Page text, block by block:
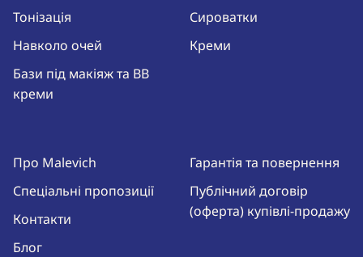
Тонізація
Навколо очей
Бази під макіяж та BB
креми
Сироватки
Креми
Про Malevich
Спеціальні пропозиції
Контакти
Блог
Гарантія та повернення
Публічний договір
(оферта) купівлі-продажу